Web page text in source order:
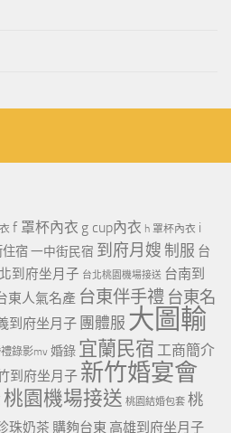
f 罩杯內衣 g cup內衣 h 罩杯內衣 i
宿一中街民宿 到府月嫂 制服 台
到府坐月子 台北桃園機場接送 台南到
東人氣名產 台東伴手禮 台東名
到府坐月子 團體服 大圖輸
錄影mv 婚錄 宜蘭民宿 工商簡介
到府坐月子 新竹婚宴會
桃園機場接送 桃園結婚包套 桃
珠奶茶 購夠台東 高雄到府坐月子